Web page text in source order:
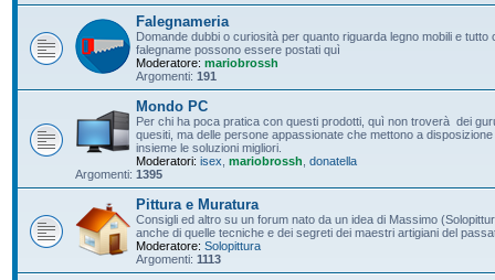
Falegnameria
Domande dubbi o curiosità per quanto riguarda legno mobili e tutto
falegname possono essere postati quì
Moderatore: mariobrossh
Argomenti: 191
Mondo PC
Per chi ha poca pratica con questi prodotti, quì non troverà dei
quesiti, ma delle persone appassionate che mettono a
insieme le soluzioni migliori.
Moderatori: isex mariobrossh donatella
Argomenti: 1395
Pittura e Muratura
Consigli ed altro su un forum nato da un idea di Massimo
anche di quelle tecniche e dei segreti dei maestri artigiani del
Moderatore: Solopittura
Argomenti: 1113